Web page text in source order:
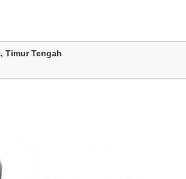
Timur Tengah